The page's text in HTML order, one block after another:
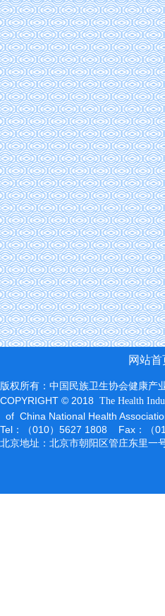
版权所有：中国民族卫生协会健康
COPYRIGHT © 2018 The Health
of China National Health
Tel：（010）5627 1808 Fax：（
北京地址：北京市朝阳区管
网站首